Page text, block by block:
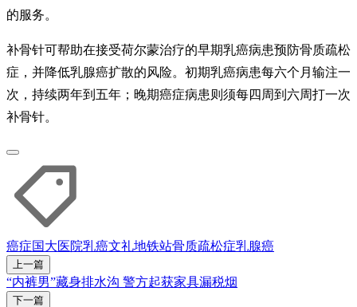
的服务。
补骨针可帮助在接受荷尔蒙治疗的早期乳癌病患预防骨质疏松
症，并降低乳腺癌扩散的风险。初期乳癌病患每六个月输注一
次，持续两年到五年；晚期癌症病患则须每四周到六周打一次
补骨针。
癌症国大医院乳癌文礼地铁站骨质疏松症乳腺癌
上一篇
“内裤男”藏身排水沟 警方起获家具漏税烟
下一篇